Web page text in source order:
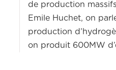
de production
Emile Huchet, on
production
on produit 600MW